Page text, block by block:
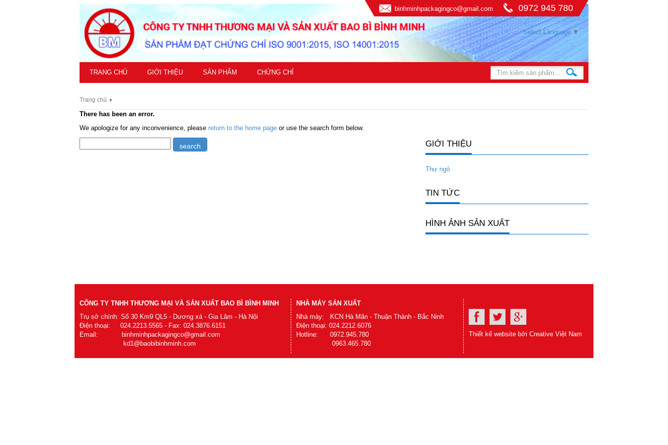
binhminhpackagingco@gmail.com 0972 945 780
Select Language ▼
TRANG CHỦ GIỚI THIỆU SẢN PHẨM CHỨNG CHỈ
Trang chủ
There has been an error.
We apologize for any inconvenience, please return to the home page or use the search form below.
GIỚI THIỆU
Thư ngỏ
TIN TỨC
HÌNH ẢNH SẢN XUẤT
CÔNG TY TNHH THƯƠNG MẠI VÀ SẢN XUẤT BAO BÌ BÌNH MINH
Trụ sở chính: Số 30 Km9 QL5 - Dương xá - Gia Lâm - Hà Nội
Điện thoại: 024.2213.5565 - Fax: 024.3876.6151
Email: binhminhpackagingco@gmail.com
kd1@baobibinhminh.com
NHÀ MÁY SẢN XUẤT
Nhà máy: KCN Hà Mãn - Thuận Thành - Bắc Ninh
Điện thoại: 024.2212.6076
Hotline: 0972.945.780
0963.465.780
Thiết kế website bởi Creative Việt Nam